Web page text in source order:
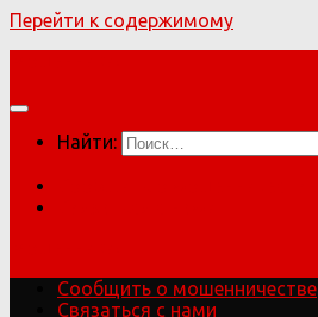
Перейти к содержимому
Найти:
Сообщить о мошенничестве
Связаться с нами